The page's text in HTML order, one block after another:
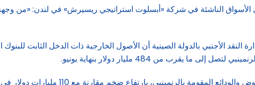
الناشئة في شركة «أبسلوت استراتيجي ريسيرش» في لندن: «من وجهة
ما يقرب من 484 مليار دولار بنهاية يونيو.